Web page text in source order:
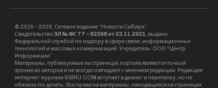
© 2016 – 2026, Сетевое издание “Новости Сибири”.
Свидетельство ЭЛ № ФС 77 – 82268 от 23.11.2021, выдано
Федеральной службой по надзору в сфере связи, информационных
технологий и массовых коммуникаций. Учредитель: ООО “Центр
Информации”
Материалы, публикуемые на страницах портала являются точкой
зрения их авторов и не всегда совпадают с мнением редакции. Редакция
интернет-журнала SIBRU.COM вступает в диалог и переписку, но не
обязана это делать. Все права на материалы, находящиеся на страницах